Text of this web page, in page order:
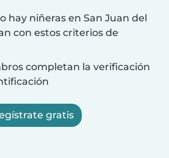
hay niñeras en San Juan del
con estos criterios de
completan la verificación
gratis